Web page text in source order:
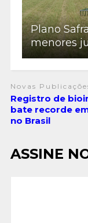
Plano
menores
Novas
Registro de
bate recorde
no Brasil
ASSINE